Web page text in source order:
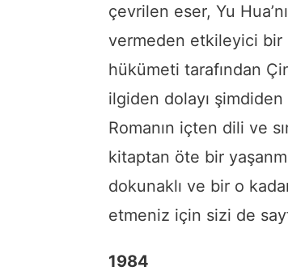
çevrilen eser, Yu
vermeden etkileyici bir
hükümeti tarafından
ilgiden dolayı
Romanın içten dili ve
kitaptan öte bir
dokunaklı ve bir o
etmeniz için sizi de
1984